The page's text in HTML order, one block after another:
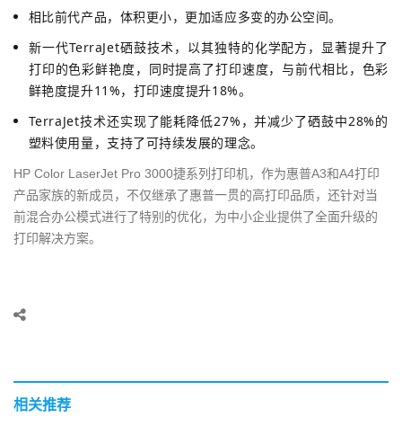
相比前代产品，体积更小，更加适应多变的办公空间。
新一代TerraJet硒鼓技术，以其独特的化学配方，显著提升了
打印的色彩鲜艳度，同时提高了打印速度，与前代相比，色彩
鲜艳度提升11%，打印速度提升18%。
TerraJet技术还实现了能耗降低27%，并减少了硒鼓中28%的
塑料使用量，支持了可持续发展的理念。
HP Color LaserJet Pro 3000捷系列打印机，作为惠普A3和A4打印
产品家族的新成员，不仅继承了惠普一贯的高打印品质，还针对当
前混合办公模式进行了特别的优化，为中小企业提供了全面升级的
打印解决方案。
相关推荐